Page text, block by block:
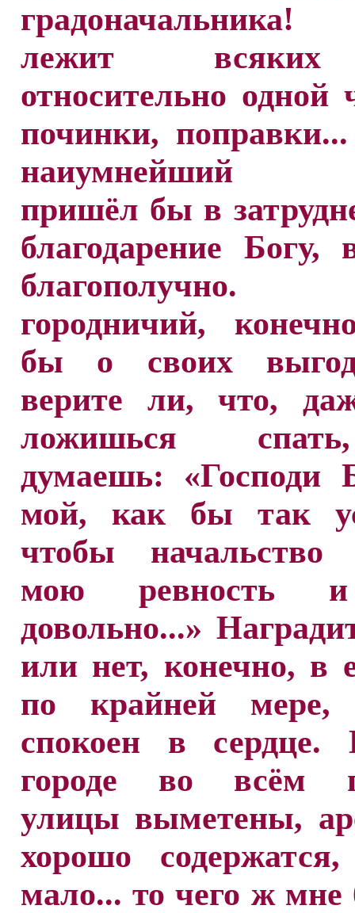
градоначальника!
лежит
относительно одной
починки,
наиумнейший
пришёл бы в
благодарение Богу,
городничий,
бы о своих
верите ли, что,
ложишься
думаешь: «Господи
мой, как бы так
чтобы начальство
мою ревность
довольно...»
или нет, конечно, в
по крайней
спокоен в сердце.
городе во всём
улицы выметены,
хорошо
мало... то чего ж мне